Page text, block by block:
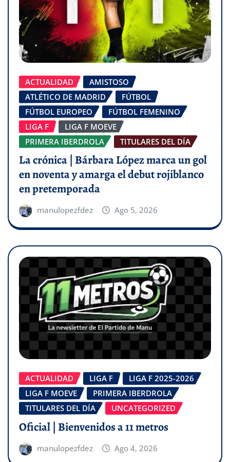
ACTUALIDAD
AMISTOSO
ATLÉTICO DE MADRID
FÚTBOL
FÚTBOL EUROPEO
FÚTBOL FEMENINO
LIGA F
LIGA F MOEVE
PRIMERA IBERDROLA
TITULARES DEL DÍA
La crónica | Bárbara López marca un gol
en noventa y amarga el debut rojiblanco
en pretemporada
manulopezfdez Ago 5, 2026
ACTUALIDAD LIGA F
LIGA F 2025-2026
LIGA F MOEVE
PRIMERA IBERDROLA
TITULARES DEL DÍA
UNCATEGORIZED
Oficial | Bienvenidos a 11 metros
manulopezfdez Ago 4, 2026